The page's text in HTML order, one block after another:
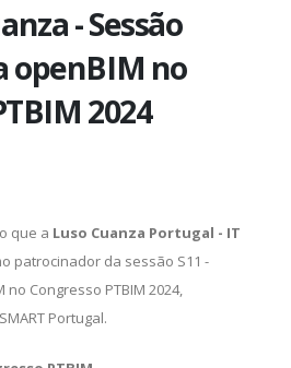
- Sessão
openBIM no
2024
que a Luso Cuanza Portugal - IT
patrocinador da sessão S11 -
Congresso PTBIM 2024,
Portugal.